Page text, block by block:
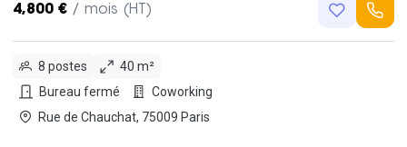
4,800 € / mois (HT)
8 postes
40 m²
Bureau fermé
Coworking
Rue de Chauchat, 75009 Paris